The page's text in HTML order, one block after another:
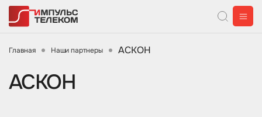
Главная Наши партнеры АСКОН
АСКОН